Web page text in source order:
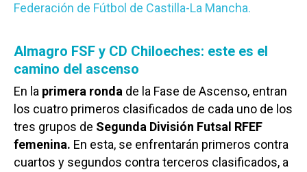
Federación de Fútbol de Castilla-La Mancha.
Almagro FSF y CD Chiloeches: este es el
camino del ascenso
En la primera ronda de la Fase de Ascenso, entran
los cuatro primeros clasificados de cada uno de los
tres grupos de Segunda División Futsal RFEF
femenina. En esta, se enfrentarán primeros contra
cuartos y segundos contra terceros clasificados, a